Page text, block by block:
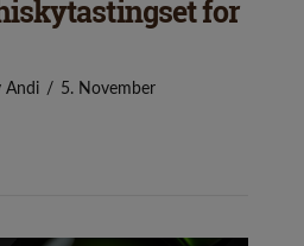
for
5. November